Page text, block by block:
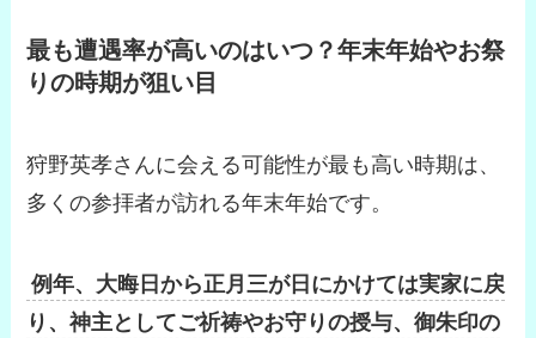
最も遭遇率が高いのはいつ？年末年始やお祭
りの時期が狙い目
狩野英孝さんに会える可能性が最も高い時期は、
多くの参拝者が訪れる年末年始です。
例年、大晦日から正月三が日にかけては実家に戻
り、神主としてご祈祷やお守りの授与、御朱印の